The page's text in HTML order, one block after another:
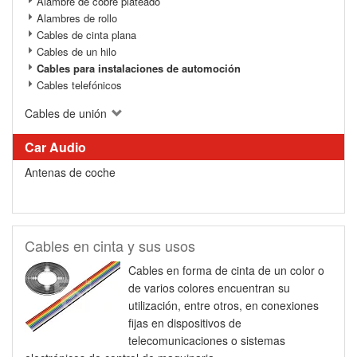
Alambres de rollo
Cables de cinta plana
Cables de un hilo
Cables para instalaciones de automoción
Cables telefónicos
Cables de unión
Car Audio
Antenas de coche
Cables en cinta y sus usos
Cables en forma de cinta de un color o
de varios colores encuentran su
utilización, entre otros, en conexiones
fijas en dispositivos de
telecomunicaciones o sistemas